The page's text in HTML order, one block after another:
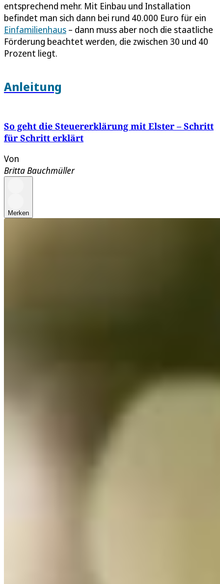
entsprechend mehr. Mit Einbau und Installation
befindet man sich dann bei rund 40.000 Euro für ein
Einfamilienhaus – dann muss aber noch die staatliche
Förderung beachtet werden, die zwischen 30 und 40
Prozent liegt.
Anleitung
So geht die Steuererklärung mit Elster – Schritt
für Schritt erklärt
Von
Britta Bauchmüller
Merken